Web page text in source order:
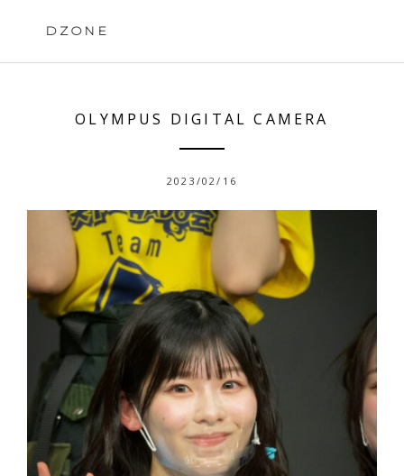
DZONE
OLYMPUS DIGITAL CAMERA
2023/02/16